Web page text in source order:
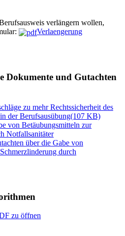
verlängern wollen,
Verlaengerung
Dokumente und Gutachten
zu mehr Rechtssicherheit des
der Berufsausübung(107 KB)
von Betäubungsmitteln zur
Notfallsanitäter
über die Gabe von
durch
zu öffnen